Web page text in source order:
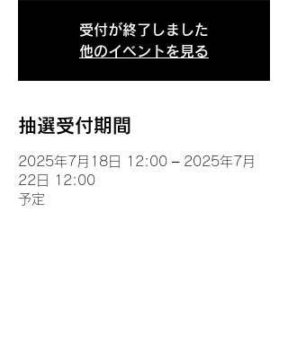
受付が終了しました
他のイベントを見る
抽選受付期間
2025年7月18日 12:00 – 2025年7月
22日 12:00
予定